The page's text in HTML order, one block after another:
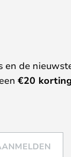
en de
€20